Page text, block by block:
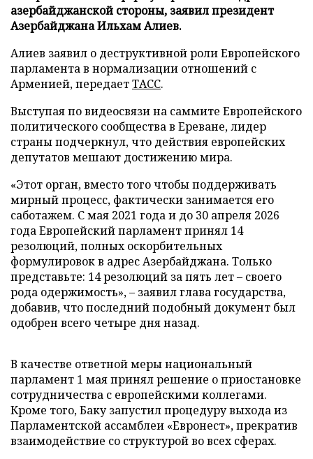
азербайджанской стороны, заявил президент
Азербайджана Ильхам Алиев.
Алиев заявил о деструктивной роли Европейского
парламента в нормализации отношений с
Арменией, передаетТАСС.
Выступая по видеосвязи на саммите Европейского
политического сообщества в Ереване, лидер
страны подчеркнул, что действия европейских
депутатов мешают достижению мира.
«Этот орган, вместо того чтобы поддерживать
мирный процесс, фактически занимается его
саботажем. С мая 2021 года и до 30 апреля 2026
года Европейский парламент принял 14
резолюций, полных оскорбительных
формулировок в адрес Азербайджана. Только
представьте: 14 резолюций за пять лет – своего
рода одержимость», – заявил глава государства,
добавив, что последний подобный документ был
одобрен всего четыре дня назад.
В качестве ответной меры национальный
парламент 1 мая принял решение о приостановке
сотрудничества с европейскими коллегами.
Кроме того, Баку запустил процедуру выхода из
Парламентской ассамблеи «Евронест», прекратив
взаимодействие со структурой во всех сферах.